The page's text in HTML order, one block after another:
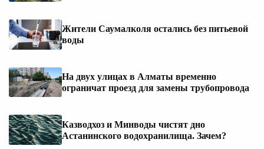
Жители Саумалколя остались без питьевой
воды
На двух улицах в Алматы временно
ограничат проезд для замены трубопровода
Казводхоз и Минводы чистят дно
Астанинского водохранилища. Зачем?